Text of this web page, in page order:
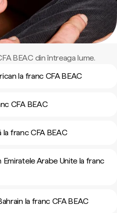
BEAC din întreaga lume.
la franc CFA BEAC
CFA BEAC
la franc CFA BEAC
Arabe Unite la franc
la franc CFA BEAC